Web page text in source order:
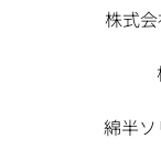
株式
綿半